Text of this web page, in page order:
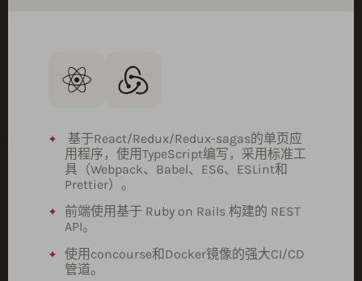
基于React/Redux/Redux-sagas的单页应
用程序，使用TypeScript编写，采用标准工
具（Webpack、Babel、ES6、ESLint和
Prettier）。
前端使用基于 Ruby on Rails 构建的 REST
API。
使用concourse和Docker镜像的强大CI/CD
管道。